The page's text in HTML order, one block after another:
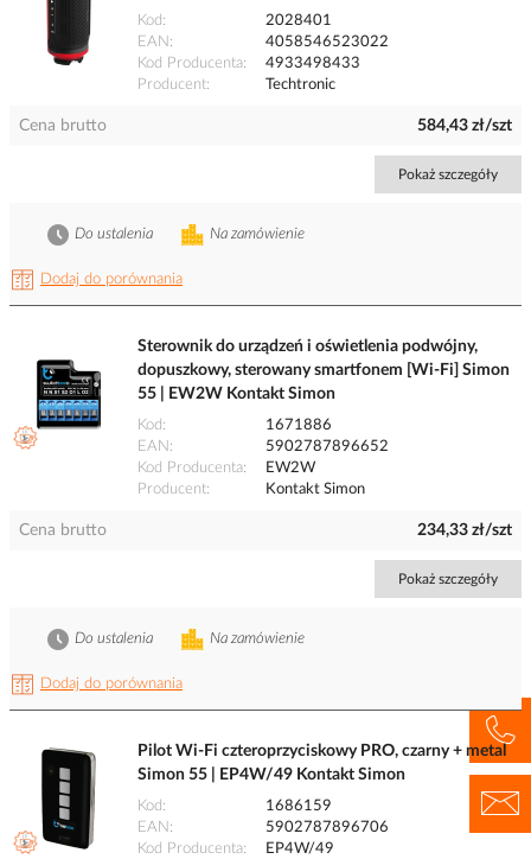
Kod
2028401
EAN
4058546523022
Kod Producenta
4933498433
Producent
Techtronic
Cena brutto 584,43 zł/szt
Pokaż szczegóły
Dodaj do porównania
Na zamówienie
Do ustalenia
Sterownik do urządzeń i oświetlenia podwójny,
dopuszkowy, sterowany smartfonem [Wi-Fi] Simon
55 | EW2W Kontakt Simon
Kod
1671886
EAN
5902787896652
Kod Producenta
EW2W
Producent
Kontakt Simon
Cena brutto 234,33 zł/szt
Pokaż szczegóły
Dodaj do porównania
Na zamówienie
Do ustalenia
Pilot Wi-Fi czteroprzyciskowy PRO, czarny + metal
Simon 55 | EP4W/49 Kontakt Simon
Kod
1686159
EAN
5902787896706
Kod Producenta
EP4W/49